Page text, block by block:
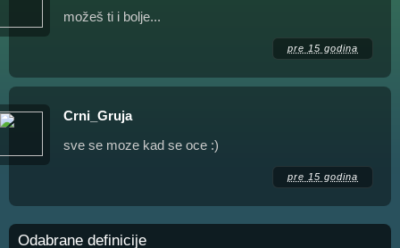
možeš ti i bolje...
pre 15 godina
Crni_Gruja
sve se moze kad se oce :)
pre 15 godina
Odabrane definicije